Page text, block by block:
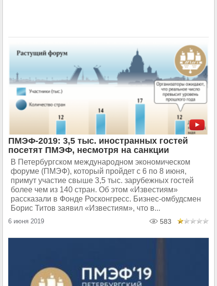
ПМЭФ-2019: 3,5 тыс. иностранных гостей
посетят ПМЭФ, несмотря на санкции
В Петербургском международном экономическом
форуме (ПМЭФ), который пройдет с 6 по 8 июня,
примут участие свыше 3,5 тыс. зарубежных гостей
более чем из 140 стран. Об этом «Известиям»
рассказали в Фонде Росконгресс. Бизнес-омбудсмен
Борис Титов заявил «Известиям», что в...
6 июня 2019 583